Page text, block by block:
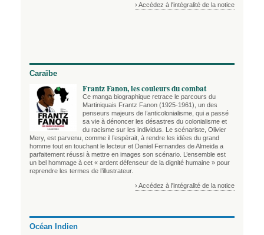
› Accédez à l'intégralité de la notice
Caraïbe
Frantz Fanon, les couleurs du combat
Ce manga biographique retrace le parcours du
Martiniquais Frantz Fanon (1925-1961), un des
penseurs majeurs de l’anticolonialisme, qui a passé
sa vie à dénoncer les désastres du colonialisme et
du racisme sur les individus. Le scénariste, Olivier
Mery, est parvenu, comme il l’espérait, à rendre les idées du grand
homme tout en touchant le lecteur et Daniel Fernandes de Almeida a
parfaitement réussi à mettre en images son scénario. L’ensemble est
un bel hommage à cet « ardent défenseur de la dignité humaine » pour
reprendre les termes de l’illustrateur.
› Accédez à l'intégralité de la notice
Océan Indien